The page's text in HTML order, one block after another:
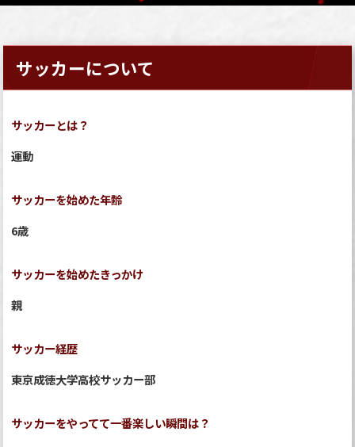
サッカーについて
サッカーとは？
運動
サッカーを始めた年齢
6歳
サッカーを始めたきっかけ
親
サッカー経歴
東京成徳大学高校サッカー部
サッカーをやってて一番楽しい瞬間は？